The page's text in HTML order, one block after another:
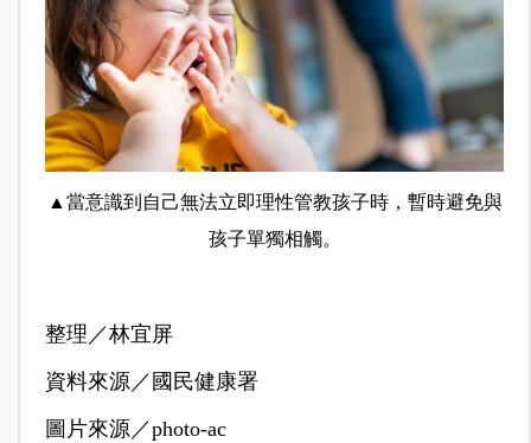
▲當意識到自己無法立即理性管教孩子時，暫時避免與
孩子單獨相觸。
整理／林宜屏
資料來源／國民健康署
圖片來源／photo-ac